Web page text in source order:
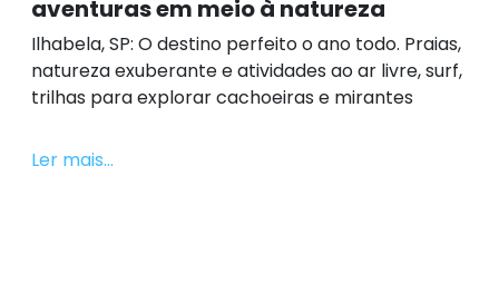
aventuras em meio à natureza
Ilhabela, SP: O destino perfeito o ano todo. Praias,
natureza exuberante e atividades ao ar livre, surf,
trilhas para explorar cachoeiras e mirantes
Ler mais...